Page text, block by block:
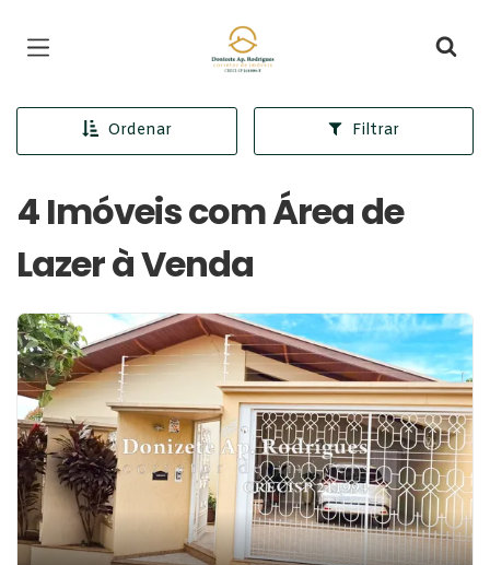
Página inicial
Ordenar Filtrar
4 Imóveis com Área de
Lazer à Venda